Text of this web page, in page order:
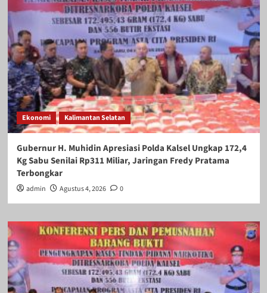
Ekonomi Kalimantan Selatan
Gubernur H. Muhidin Apresiasi Polda Kalsel Ungkap 172,4
Kg Sabu Senilai Rp311 Miliar, Jaringan Fredy Pratama
Terbongkar
admin Agustus 4, 2026 0